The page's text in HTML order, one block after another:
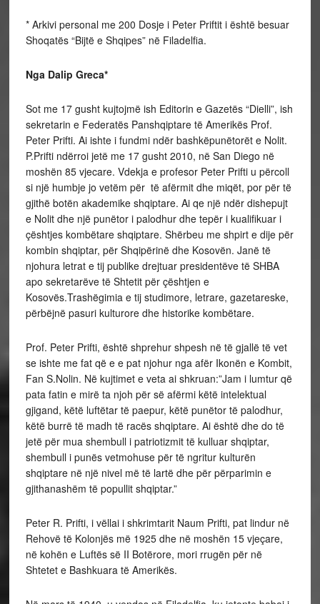
* Arkivi personal me 200 Dosje i Peter Priftit i është besuar
Shoqatës “Bijtë e Shqipes” në Filadelfia.
Nga Dalip Greca*
Sot me 17 gusht kujtojmë ish Editorin e Gazetës “Dielli”, ish
sekretarin e Federatës Panshqiptare të Amerikës Prof.
Peter Prifti. Ai ishte i fundmi ndër bashkëpunëtorët e Nolit.
P.Prifti ndërroi jetë me 17 gusht 2010, në San Diego në
moshën 85 vjecare. Vdekja e profesor Peter Prifti u përcoll
si një humbje jo vetëm për të afërmit dhe miqët, por për të
gjithë botën akademike shqiptare. Ai qe një ndër dishepujt
e Nolit dhe një punëtor i palodhur dhe tepër i kualifikuar i
çështjes kombëtare shqiptare. Shërbeu me shpirt e dije për
kombin shqiptar, për Shqipërinë dhe Kosovën. Janë të
njohura letrat e tij publike drejtuar presidentëve të SHBA
apo sekretarëve të Shtetit për çështjen e
Kosovës.Trashëgimia e tij studimore, letrare, gazetareske,
përbëjnë pasuri kulturore dhe historike kombëtare.
Prof. Peter Prifti, është shprehur shpesh në të gjallë të vet
se ishte me fat që e e pat njohur nga afër Ikonën e Kombit,
Fan S.Nolin. Në kujtimet e veta ai shkruan:”Jam i lumtur që
pata fatin e mirë ta njoh për së afërmi këtë intelektual
gjigand, këtë luftëtar të paepur, këtë punëtor të palodhur,
këtë burrë të madh të racës shqiptare. Ai është dhe do të
jetë për mua shembull i patriotizmit të kulluar shqiptar,
shembull i punës vetmohuse për të ngritur kulturën
shqiptare në një nivel më të lartë dhe për përparimin e
gjithanashëm të popullit shqiptar.”
Peter R. Prifti, i vëllai i shkrimtarit Naum Prifti, pat lindur në
Rehovë të Kolonjës më 1925 dhe në moshën 15 vjeçare,
në kohën e Luftës së II Botërore, mori rrugën për në
Shtetet e Bashkuara të Amerikës.